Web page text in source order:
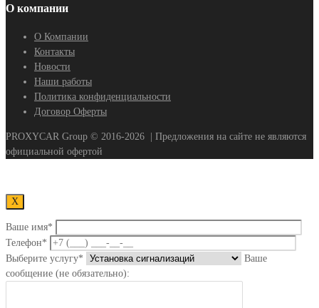
О компании
О Компании
Контакты
Новости
Наши работы
Политика конфиденциальности
Договор Оферты
PROXYCAR Group © 2016-2026
| Предложения на сайте не являются
официальной офертой
Х
Ваше имя*
Телефон*
Выберите услугу*
Ваше
сообщение (не обязательно):